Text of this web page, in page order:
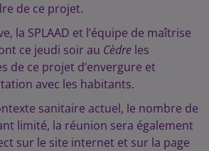
de ce projet.
la SPLAAD et l’équipe de maîtrise
ce jeudi soir au Cèdre les
de ce projet d’envergure et
avec les habitants.
sanitaire actuel, le nombre de
limité, la réunion sera également
sur le site internet et sur la page